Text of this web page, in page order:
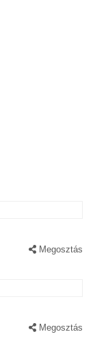
Megosztás
Megosztás